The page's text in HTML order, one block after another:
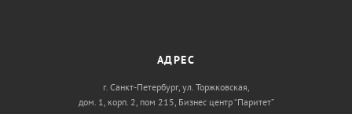
АДРЕС
г. Санкт-Петербург, ул. Торжковская,
дом. 1, корп. 2, пом 215, Бизнес центр “Паритет”